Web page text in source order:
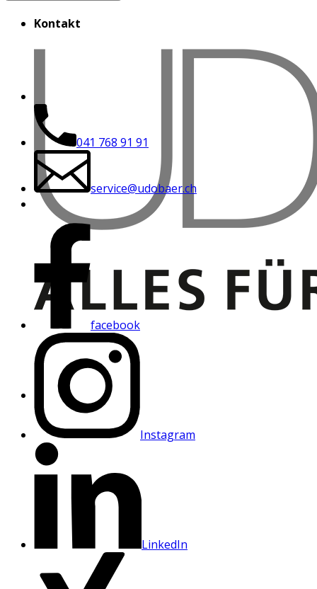
Kontakt
041 768 91 91
service@udobaer.ch
facebook
Instagram
LinkedIn